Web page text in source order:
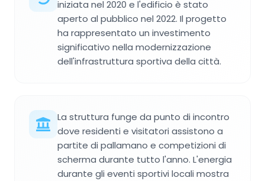
iniziata nel 2020 e l'edificio è stato
aperto al pubblico nel 2022. Il progetto
ha rappresentato un investimento
significativo nella modernizzazione
dell'infrastruttura sportiva della città.
La struttura funge da punto di incontro
dove residenti e visitatori assistono a
partite di pallamano e competizioni di
scherma durante tutto l'anno. L'energia
durante gli eventi sportivi locali mostra